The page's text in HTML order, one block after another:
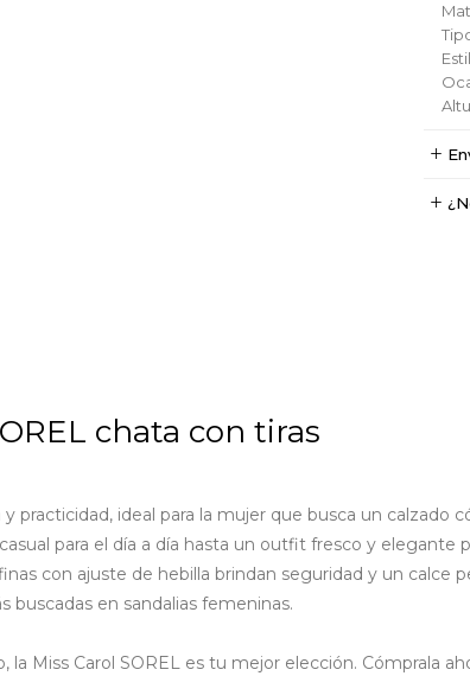
chata con tiras
practicidad, ideal para la mujer que busca un calzado
para el día a día hasta un outfit fresco y elegante
con ajuste de hebilla brindan seguridad y un calce
en sandalias femeninas.
la Miss Carol SOREL es tu mejor elección. Cómprala